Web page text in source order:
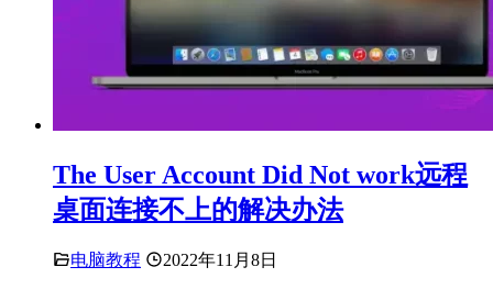
The User Account Did Not work远程
桌面连接不上的解决办法
电脑教程 2022年11月8日